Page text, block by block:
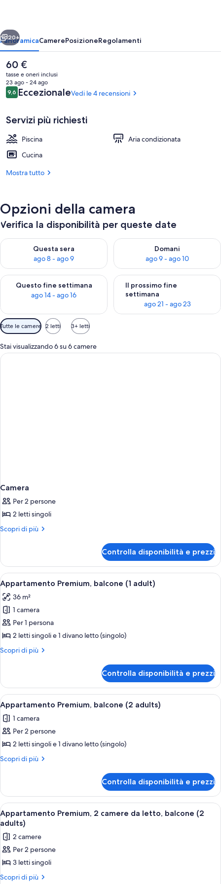
Esterni
Avanti
20+
PanoramicaCamerePosizioneRegolamenti
Il
prezzo
attuale
è
60 €
60 €
tasse e oneri inclusi
23 ago - 24 ago
Recensioni
9,69,6 su 10
EccezionaleVedi le 4 recensioni
Servizi più richiesti
Piscina
Aria condizionata
Cucina
Mostra tutto
Opzioni della camera
Verifica la disponibilità per queste date
Questa sera
ago 8 - ago 9
Verifica la disponibilità per questa sera, ago 8 - ago 9
Domani
ago 9 - ago 10
Verifica la disponibilità per
Questo fine settimana
ago 14 - ago 16
Verifica la disponibilità per questo fine settimana, ago 14 -
Il prossimo fine
settimana
ago 21 - ago 23
Verifica la disponibilità per il
Filtri
disponibili
per
le
Tutte le camere 2 letti 3+ letti
Stai visualizzando 6 su 6 camere
Camera
Per 2 persone
2 letti singoli
Scopri di più
Altri
Controlla disponibilità e prezzi
Apri
tutte
le
foto
per
Appartamento
Premium,
balcone
adult)
7
Appartamento Premium, balcone (1 adult)
36 m²
1 camera
Per 1 persona
2 letti singoli e 1 divano letto (singolo)
Scopri di più
Altri
Premium,
balcone
(1
adult)
Controlla disponibilità e prezzi
Apri
tutte
le
foto
per
Appartamento
(2
adults)
7
Appartamento Premium, balcone (2 adults)
1 camera
Per 2 persone
2 letti singoli e 1 divano letto (singolo)
Scopri di più
Altri
Premium,
balcone
(2
adults)
Controlla disponibilità e prezzi
Apri
tutte
le
foto
per
Appartamento
Premium,
Un letto matrimoniale con due
7
Appartamento Premium, 2 camere da letto, balcone (2
adults)
2 camere
Per 2 persone
3 letti singoli
Scopri di più
Altri